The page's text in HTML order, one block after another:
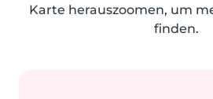
Karte herauszoomen, um
finden.